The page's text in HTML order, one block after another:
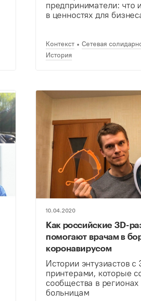
предприниматели: что
в ценностях для
Контекст
Сетевая
История
10.04.2020
Как российские 3D-
помогают врачам в
коронавирусом
Истории энтузиастов с
принтерами, которые
сообщества в
больницам